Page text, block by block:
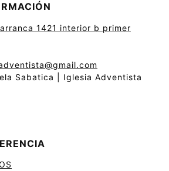
1421 interior b primer
Sabatica | Iglesia Adventista